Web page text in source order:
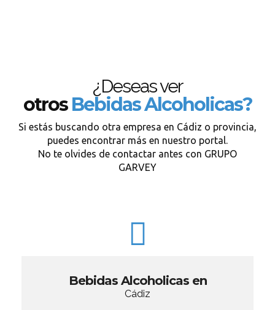
¿Deseas ver
otrosBebidas Alcoholicas?
Si estás buscando otra empresa en Cádiz o provincia,
puedes encontrar más en nuestro portal.
No te olvides de contactar antes con GRUPO
GARVEY
Bebidas Alcoholicas en
Cádiz